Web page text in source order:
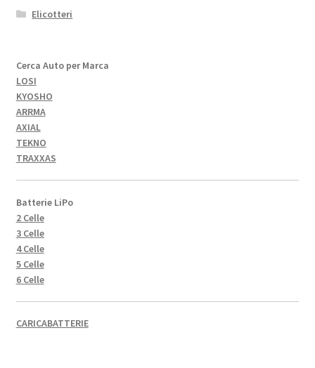
Elicotteri
Cerca Auto per Marca
LOSI
KYOSHO
ARRMA
AXIAL
TEKNO
TRAXXAS
Batterie LiPo
2 Celle
3 Celle
4 Celle
5 Celle
6 Celle
CARICABATTERIE